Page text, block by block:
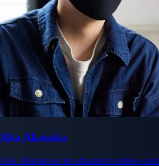
Aka Akasaka
Aka Akasaka es un altamente exitoso